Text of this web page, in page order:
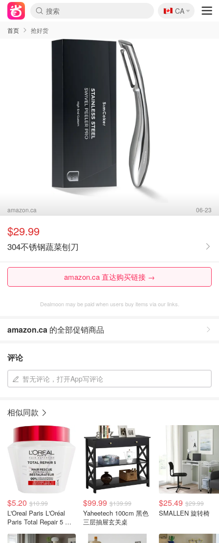
🇨🇦
CA
首页 抢好货
amazon.ca 06-23
$29.99
304不锈钢蔬菜刨刀
amazon.ca 直达购买链接 →
Dealmoon may be paid when users buy items via our links.
amazon.ca 的全部促销商品
评论
暂无评论，打开App写评论
相似同款
$5.20 $10.99
L'Oreal Paris L'Oréal
Paris Total Repair 5 修
$99.99 $139.99
Yaheetech 100cm 黑色
三层抽屉玄关桌
$25.49 $29.99
SMALLEN 旋转椅